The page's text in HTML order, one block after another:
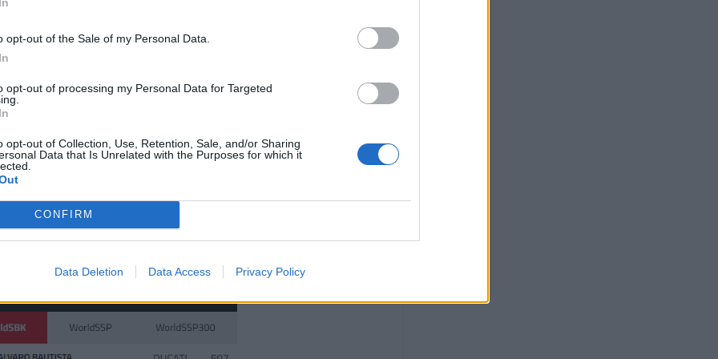
opt-out of the Sale of my Personal Data.
opt-out of processing my Personal Data for Targeted
opt-out of Collection, Use, Retention, Sale, and/or Sharing
Data that Is Unrelated with the Purposes for which it
CONFIRM
Data Deletion Data Access Privacy Policy
incrível a luta, mas Bautista foi mais forte e deu uma grande
réplica de Razgatlioglu que tem agora Rea perigosamente
da Ducati Aruba.it reforça a sua posição e tem agora 507
em Yamaha, está mais longe, somando 425 pontos. O inglês da
em terceiro com 409 pontos. Estão em jogo nas duas últimas
está bem colocado para ser campeão e pode até acontecer